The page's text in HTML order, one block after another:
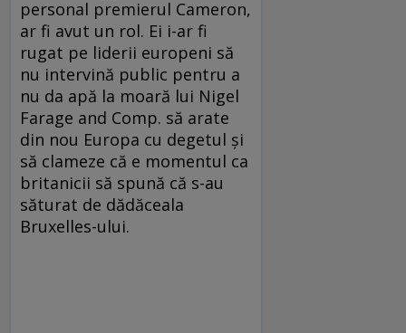
personal premierul Cameron,
ar fi avut un rol. Ei i-ar fi
rugat pe liderii europeni să
nu intervină public pentru a
nu da apă la moară lui Nigel
Farage and Comp. să arate
din nou Europa cu degetul și
să clameze că e momentul ca
britanicii să spună că s-au
săturat de dădăceala
Bruxelles-ului.